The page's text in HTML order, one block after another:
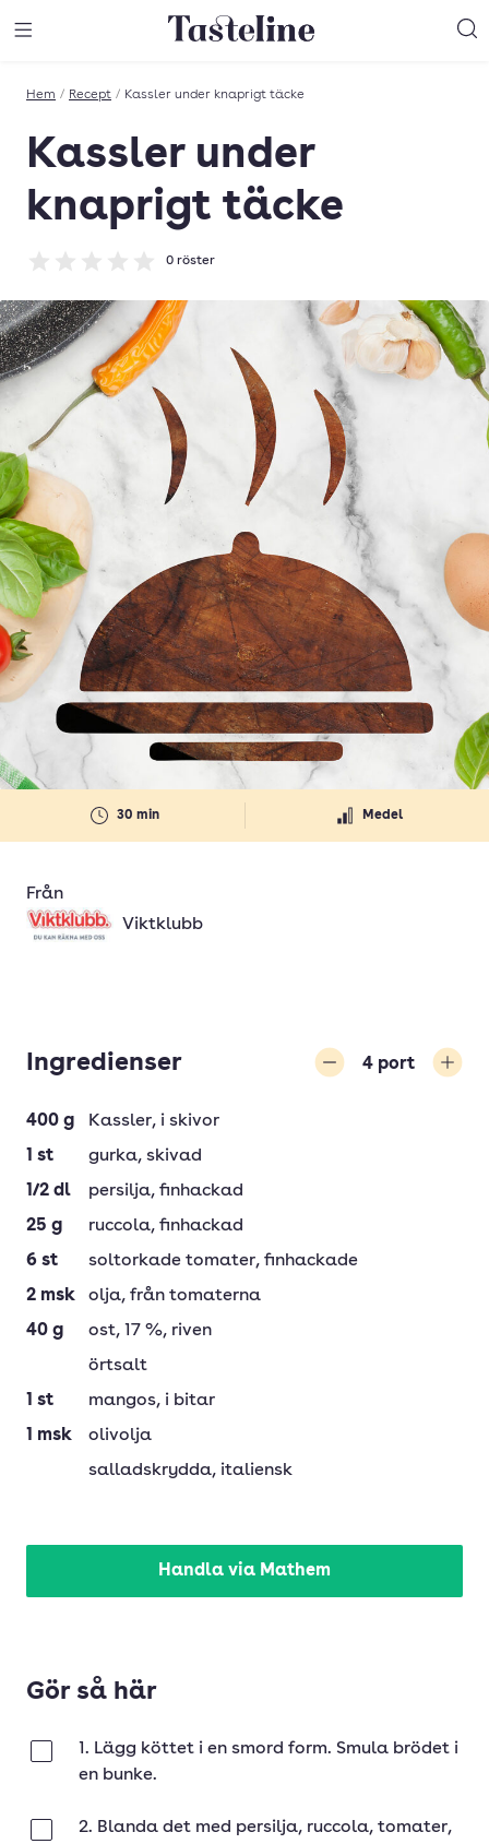
Till Tastelines startsida
Hem / Recept / Kassler under knaprigt täcke
Kassler under
knaprigt täcke
Betyg: 0 av 5
0 röster
30 min Medel
Från
Viktklubb
Ingredienser 4 port
400 g Kassler, i skivor
1 st gurka, skivad
1/2 dl persilja, finhackad
25 g ruccola, finhackad
6 st soltorkade tomater, finhackade
2 msk olja, från tomaterna
40 g ost, 17 %, riven
örtsalt
1 st mangos, i bitar
1 msk
olivolja
salladskrydda, italiensk
Handla via Mathem
Gör så här
1. Lägg köttet i en smord form. Smula brödet i
en bunke.
2. Blanda det med persilja, ruccola, tomater,